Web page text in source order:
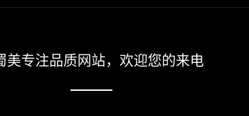
美专注品质网站，欢迎您的来电